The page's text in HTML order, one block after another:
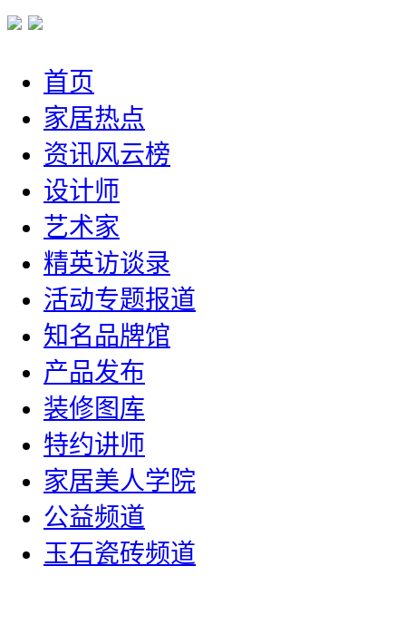
首页
家居热点
资讯风云榜
设计师
艺术家
精英访谈录
活动专题报道
知名品牌馆
产品发布
装修图库
特约讲师
家居美人学院
公益频道
玉石瓷砖频道